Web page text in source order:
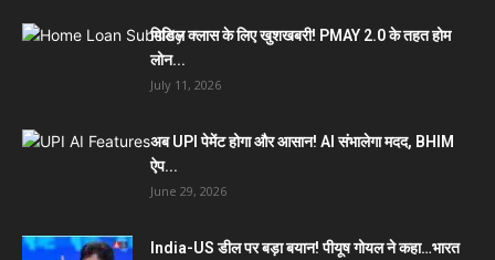
मिडिल क्लास के लिए खुशखबरी! PMAY 2.0 के तहत होम
लोन...
July 11, 2026
अब UPI पेमेंट होगा और आसान! AI संभालेगा मदद, BHIM
ऐप...
June 29, 2026
India-US डील पर बड़ा बयान! पीयूष गोयल ने कहा…भारत